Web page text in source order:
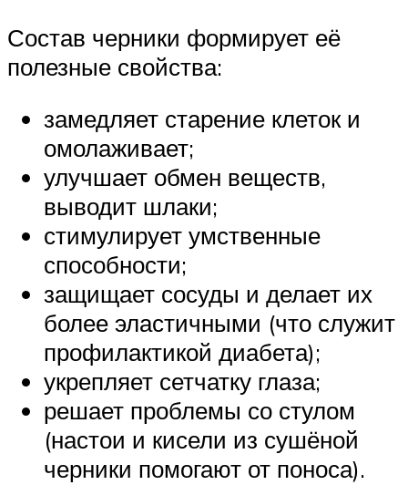
Состав черники формирует её
полезные свойства:
замедляет старение клеток и
омолаживает;
улучшает обмен веществ,
выводит шлаки;
стимулирует умственные
способности;
защищает сосуды и делает их
более эластичными (что служит
профилактикой диабета);
укрепляет сетчатку глаза;
решает проблемы со стулом
(настои и кисели из сушёной
черники помогают от поноса).